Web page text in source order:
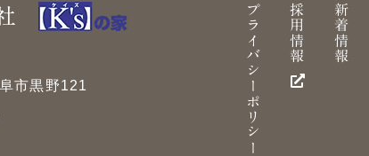
市黒野121
新着情報
採用情報
プライバシーポリシー